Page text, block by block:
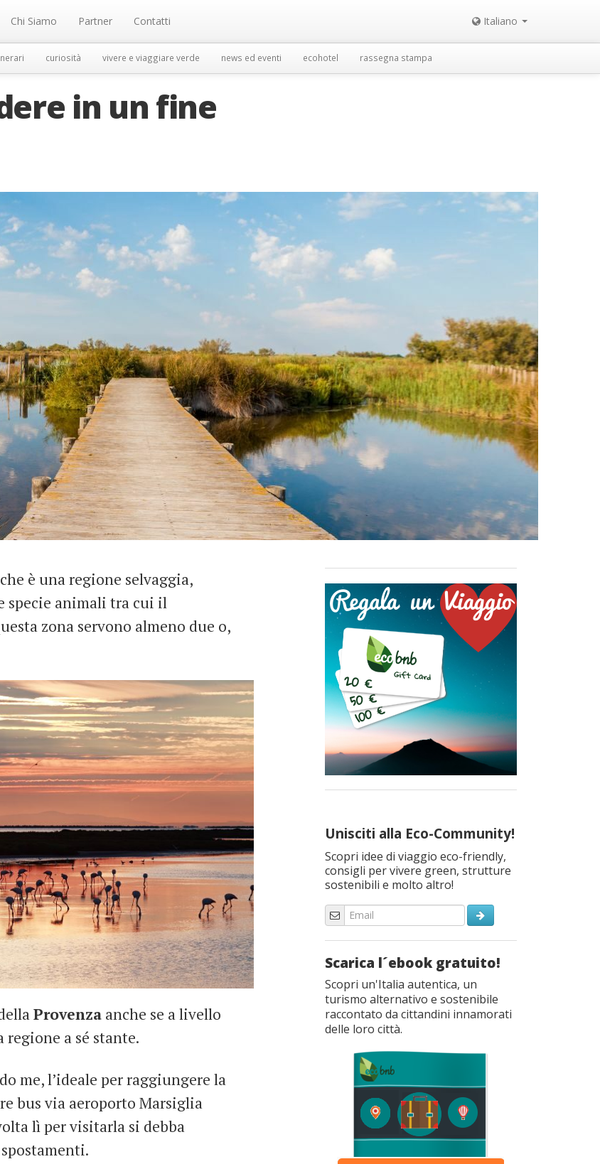
Chi Siamo Partner Contatti Italiano
curiosità vivere e viaggiare verde news ed eventi ecohotel rassegna stampa
in un fine
che è una regione selvaggia,
specie animali tra cui il
zona servono almeno due o,
Provenza anche se a livello
regione a sé stante.
me, l’ideale per raggiungere la
bus via aeroporto Marsiglia
lì per visitarla si debba
Unisciti alla Eco-Community!
Scopri idee di viaggio eco-friendly,
consigli per vivere green, strutture
sostenibili e molto altro!
Scarica l´ebook gratuito!
Scopri un'Italia autentica, un
turismo alternativo e sostenibile
raccontato da cittandini innamorati
delle loro città.